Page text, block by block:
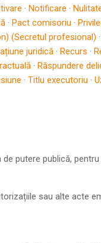
· Notificare ·
· Pact comisoriu ·
(Secretul profesional) ·
juridică · Recurs ·
· Răspundere
· Titlu executoriu ·
putere publică,
sau alte acte